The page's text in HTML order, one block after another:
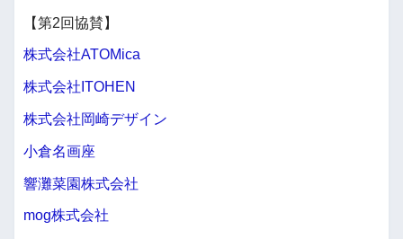
【第2回協賛】
株式会社ATOMica
株式会社ITOHEN
株式会社岡崎デザイン
小倉名画座
響灘菜園株式会社
mog株式会社